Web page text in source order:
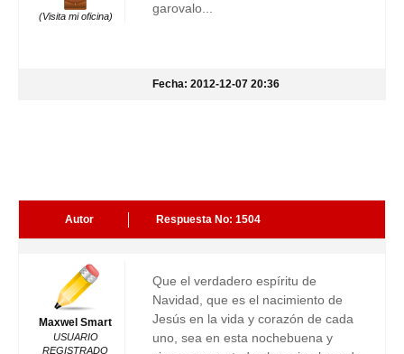
(Visita mi oficina)
garovalo...
Fecha: 2012-12-07 20:36
Autor Respuesta No: 1504
Maxwel Smart
USUARIO
REGISTRADO
Que el verdadero espíritu de
Navidad, que es el nacimiento de
Jesús en la vida y corazón de cada
uno, sea en esta nochebuena y